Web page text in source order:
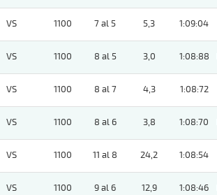
VS 1100 7 al 5 5,3 1:09:04
VS 1100 8 al 5 3,0 1:08:88
VS 1100 8 al 7 4,3 1:08:72
VS 1100 8 al 6 3,8 1:08:70
VS 1100 11 al 8 24,2 1:08:54
VS 1100 9 al 6 12,9 1:08:46